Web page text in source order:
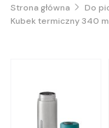
Strona główna Do
Kubek termiczny 340